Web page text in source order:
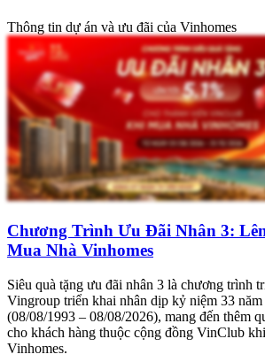
Thông tin dự án và ưu đãi của Vinhomes
Chương Trình Ưu Đãi Nhân 3:
Mua Nhà Vinhomes
Siêu quà tặng ưu đãi nhân 3 là chương trình
Vingroup triển khai nhân dịp kỷ niệm 33 năm
(08/08/1993 – 08/08/2026), mang đến thêm
cho khách hàng thuộc cộng đồng VinClub
Vinhomes.